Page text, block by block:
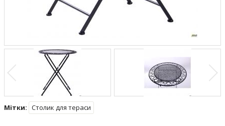
Мітки: Столик для тераси